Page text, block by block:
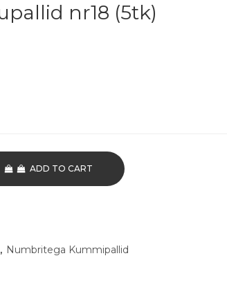
nr18 (5tk)
ADD TO CART
, Numbritega Kummipallid